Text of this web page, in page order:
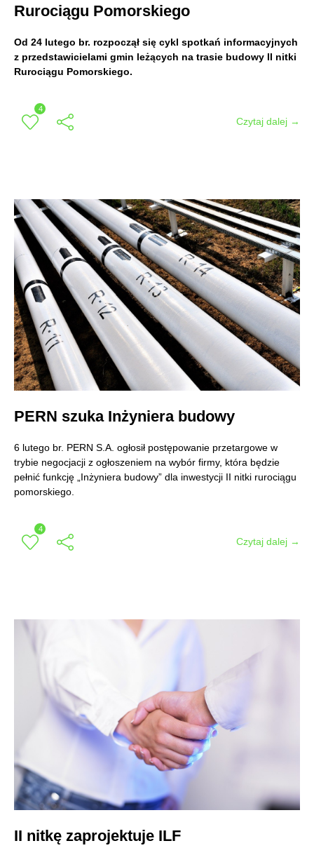
Rurociągu Pomorskiego
Od 24 lutego br. rozpoczął się cykl spotkań informacyjnych
z przedstawicielami gmin leżących na trasie budowy II nitki
Rurociągu Pomorskiego.
4
Czytaj dalej →
PERN szuka Inżyniera budowy
6 lutego br. PERN S.A. ogłosił postępowanie przetargowe w
trybie negocjacji z ogłoszeniem na wybór firmy, która będzie
pełnić funkcję „Inżyniera budowy” dla inwestycji II nitki rurociągu
pomorskiego.
4
Czytaj dalej →
II nitkę zaprojektuje ILF